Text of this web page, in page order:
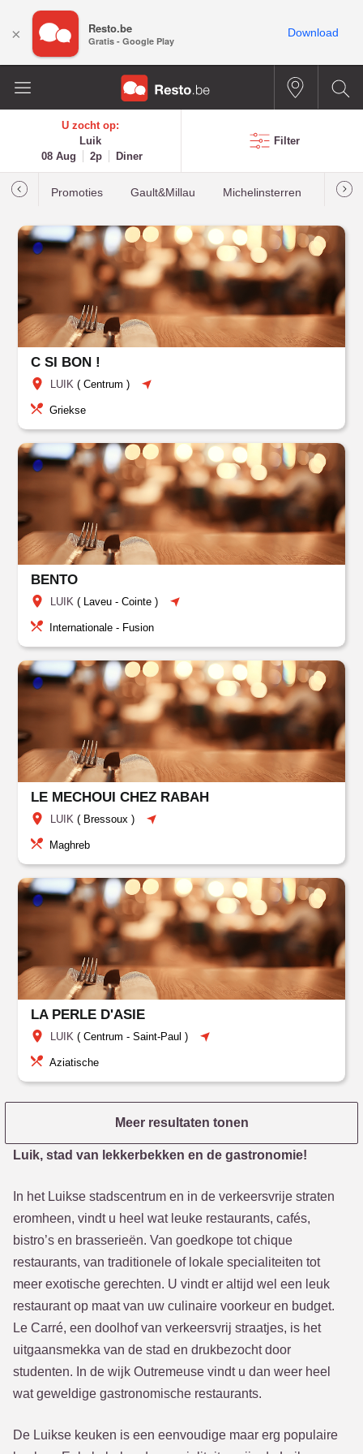
U zocht op:
Luik
08 Aug
2p Diner
Filter
Promoties Gault&Millau Michelinsterren
C SI BON !
LUIK (Centrum )
Griekse
BENTO
LUIK ( Laveu - Cointe )
Internationale - Fusion
LE MECHOUI CHEZ RABAH
LUIK ( Bressoux )
Maghreb
LA PERLE D'ASIE
LUIK (Centrum - Saint-Paul )
Aziatische
Meer resultaten tonen
Luik, stad van lekkerbekken en de gastronomie!
In het Luikse stadscentrum en in de verkeersvrije straten
eromheen, vindt u heel wat leuke restaurants, cafés,
bistro’s en brasserieën. Van goedkope tot chique
restaurants, van traditionele of lokale specialiteiten tot
meer exotische gerechten. U vindt er altijd wel een leuk
restaurant op maat van uw culinaire voorkeur en budget.
Le Carré, een doolhof van verkeersvrij straatjes, is het
uitgaansmekka van de stad en drukbezocht door
studenten. In de wijk Outremeuse vindt u dan weer heel
wat geweldige gastronomische restaurants.
De Luikse keuken is een eenvoudige maar erg populaire
× Resto.be
Gratis - Google Play
Download